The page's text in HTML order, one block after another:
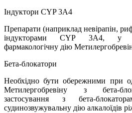
Індуктори CYP 3A4
Препарати (наприклад невірапін,
індукторами CYP 3A4, у
фармакологічну дію
Бета-блокатори
Необхідно бути обережними при
Метилергобревіну з бета-
застосування з бета-
судинозвужувальну дію алкалоїдів